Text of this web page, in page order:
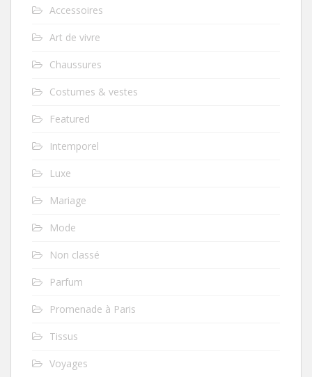
Accessoires
Art de vivre
Chaussures
Costumes & vestes
Featured
Intemporel
Luxe
Mariage
Mode
Non classé
Parfum
Promenade à Paris
Tissus
Voyages